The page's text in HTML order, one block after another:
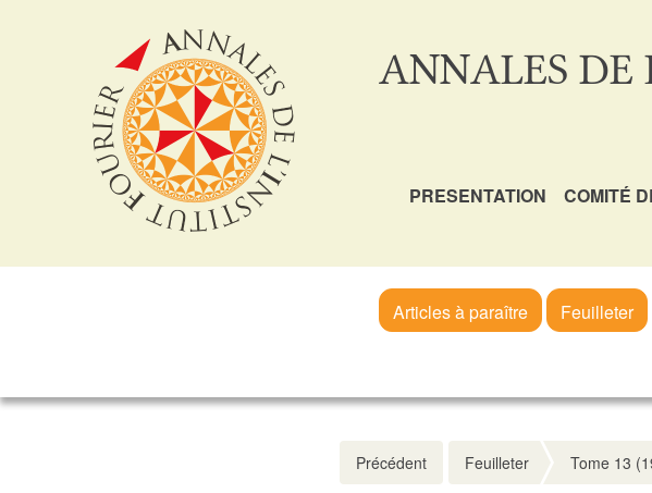
ANNALES DE
PRESENTATION COMITÉ
Articles à paraître
Feuilleter
Précédent Feuilleter Tome 13